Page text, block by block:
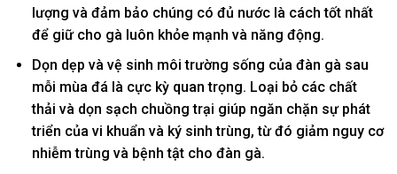
lượng và đảm bảo chúng có đủ nước là cách tốt nhất
để giữ cho gà luôn khỏe mạnh và năng động.
Dọn dẹp và vệ sinh môi trường sống của đàn gà sau
mỗi mùa đá là cực kỳ quan trọng. Loại bỏ các chất
thải và dọn sạch chuồng trại giúp ngăn chặn sự phát
triển của vi khuẩn và ký sinh trùng, từ đó giảm nguy cơ
nhiễm trùng và bệnh tật cho đàn gà.